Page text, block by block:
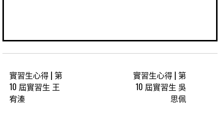
實習生心得 | 第
10 屆實習生 王
宥溱
實習生心得 | 第
10 屆實習生 吳
思佩